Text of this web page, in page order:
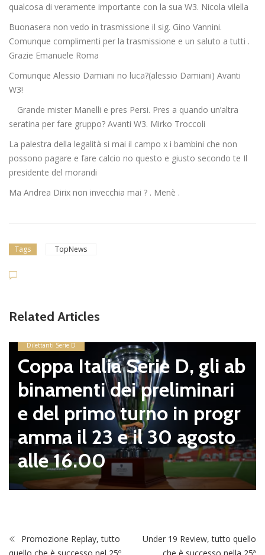
qualcosa di veramente importante con la sua W3. Nicola vilella
Buonasera non vedo in trasmissione il sig. Gino Vannini.
Comunque complimenti per la trasmissione e un saluto a tutti .
Grazie Emanuele Roma
Comunque Alessio Damiani no luca?(alessio Damiani) Avanti
W3!
Grande mister Manelli e pres Persi. Pres a quando un’altra
seratina per fare gruppo? Avanti W3. Mirko Troccoli
La palestra della legalità si mai il campo x i bambini che non
possono pagare e fare calcio no questo e giusto secondo te Il
presidente del morandi
Ma Andrea Dirix non invecchia mai ? . Menè .
Tags TopNews
Related Articles
Dilettanti Serie D
Coppa Italia Serie D, gli ab
binamenti dei preliminari
e del primo turno in progr
amma il 23 e il 30 agosto
alle 16.00
Promozione Replay, tutto
Under 19 Review, tutto quello